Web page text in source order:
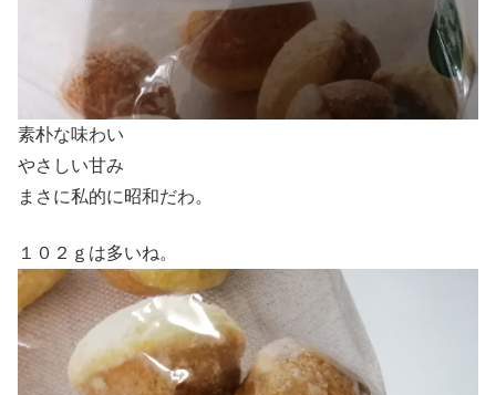
素朴な味わい
やさしい甘み
まさに私的に昭和だわ。
１０２ｇは多いね。